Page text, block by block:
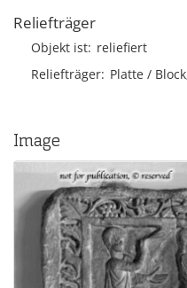
Reliefträger
Objekt ist reliefiert
Reliefträger Platte /
Image